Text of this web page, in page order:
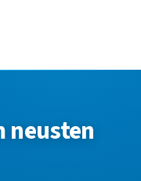
neusten